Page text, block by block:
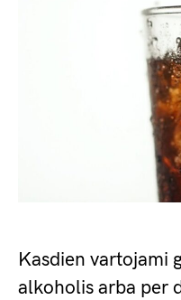
Kasdien vartojami
alkoholis arba per